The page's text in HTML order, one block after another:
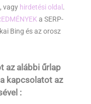
, vagy hirdetési oldal .
a SERP-
Bing és az orosz
az alábbi űrlap
kapcsolatot az
: